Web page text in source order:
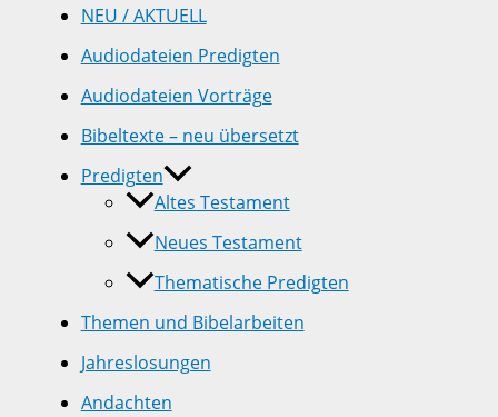
NEU / AKTUELL
Audiodateien Predigten
Audiodateien Vorträge
Bibeltexte – neu übersetzt
Predigten
Altes Testament
Neues Testament
Thematische Predigten
Themen und Bibelarbeiten
Jahreslosungen
Andachten